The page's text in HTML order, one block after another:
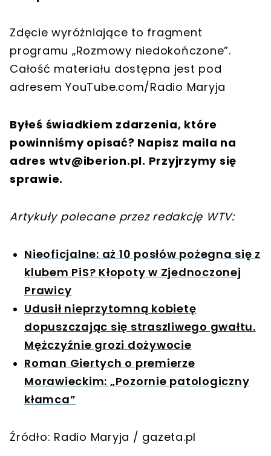
Zdęcie wyróżniające to fragment
programu „Rozmowy niedokończone”.
Całość materiału dostępna jest pod
adresem YouTube.com/Radio Maryja
Byłeś świadkiem zdarzenia, które
powinniśmy opisać? Napisz maila na
adres wtv@iberion.pl. Przyjrzymy się
sprawie.
Artykuły polecane przez redakcję WTV:
Nieoficjalne: aż 10 posłów pożegna się z
klubem PiS? Kłopoty w Zjednoczonej
Prawicy
Udusił nieprzytomną kobietę
dopuszczając się straszliwego gwałtu.
Mężczyźnie grozi dożywocie
Roman Giertych o premierze
Morawieckim: „Pozornie patologiczny
kłamca”
Źródło: Radio Maryja / gazeta.pl